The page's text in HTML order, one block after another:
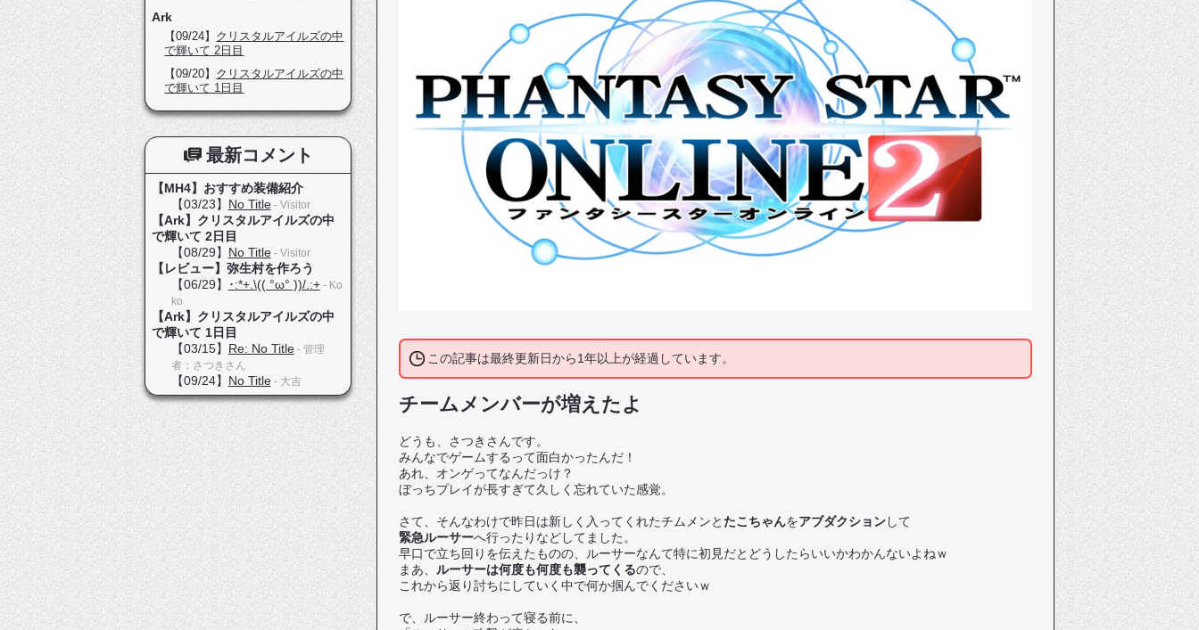
この記事は最終更新日から1年以上が経過しています。
チームメンバーが増えたよ
どうも、さつきさんです。
みんなでゲームするって面白かったんだ！
あれ、オンゲってなんだっけ？
ぼっちプレイが長すぎて久しく忘れていた感覚。
さて、そんなわけで昨日は新しく入ってくれたチムメンと たこちゃんをアブダクションして
緊急ルーサーへ行ったりなどしてました。
早口で立ち回りを伝えたものの、ルーサーなんて特に初見だとどうしたらいいかわかんないよねｗ
まあ、 ルーサーは何度も何度も襲ってくるので、
これから返り討ちにしていく中で何か掴んでくださいｗ
で、ルーサー終わって寝る前に、
Ark
【09/24】 クリスタルアイルズの中
で輝いて 2日目
【09/20】 クリスタルアイルズの中
で輝いて 1日目
最新コメント
【MH4】おすすめ装備紹介
【03/23】 No Title- Visitor
【Ark】クリスタルアイルズの中
で輝いて 2日目
【08/29】 No Title- Visitor
【レビュー】弥生村を作ろう
【06/29】
･:*+.\(( °ω° ))/.:+- Ko
ko
【Ark】クリスタルアイルズの中
で輝いて 1日目
【03/15】 Re: No Title- 管理
者：さつきさん
【09/24】 No Title- 大吉